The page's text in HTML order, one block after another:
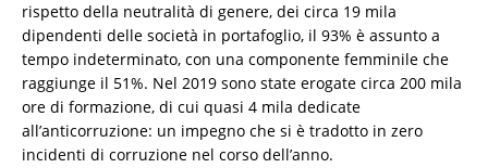
rispetto della neutralità di genere, dei circa 19 mila
dipendenti delle società in portafoglio, il 93% è assunto a
tempo indeterminato, con una componente femminile che
raggiunge il 51%. Nel 2019 sono state erogate circa 200 mila
ore di formazione, di cui quasi 4 mila dedicate
all’anticorruzione: un impegno che si è tradotto in zero
incidenti di corruzione nel corso dell’anno.